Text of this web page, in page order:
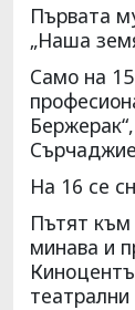
Първата
„Наша
Само на
На 16 се
Пътят към
минава и
театрални